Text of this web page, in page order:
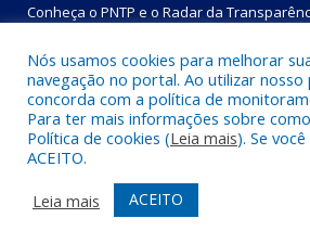
Conheça o PNTP e o Radar da
Todos os direitos reservados a
Jesus do Tocantins.
Mapa do Site
Acessar Área
Acessar Webmail
Nós usamos cookies para melhorar
navegação no portal. Ao utilizar nosso
concorda com a política de
Para ter mais informações sobre
Política de cookies (Leia mais). Se
ACEITO.
Leia mais
ACEITO